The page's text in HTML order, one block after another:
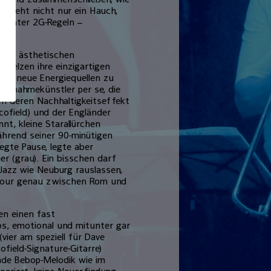
weht nicht nur ein Hauch,
unter 2G-Regeln –
die ästhetischen
ihre einzigartigen
neue Energiequellen zu
per se, die
deren Nachhaltigkeitseffekt
und der Engländer
kleine Starallürchen
seiner 90-minütigen
Pause, legte aber
(grau). Ein bisschen darf
wie Neuburg rauslassen,
genau zwischen Rom und
einen fast
emotional und mitunter gar
am speziell für Dave
Signature-Gitarre)
Bebop-Melodik wie im